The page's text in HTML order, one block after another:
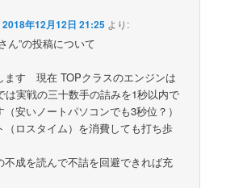
2018年12月12日 21:25 より:
ん”の投稿について
ます 現在 TOPクラスのエンジンは
は実戦の三十数手の詰みを1秒以内で
安いノートパソコンでも3秒位？）
（ロスタイム）を消費しても打ち歩
不成を読んで不詰を回避できれば充